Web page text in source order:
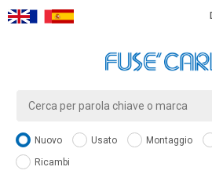
Nuovo Usato Montaggio
Ricambi